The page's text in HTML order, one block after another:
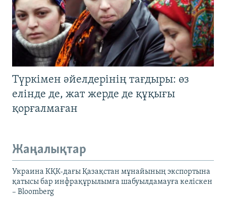
Түркімен әйелдерінің тағдыры: өз
елінде де, жат жерде де құқығы
қорғалмаған
Жаңалықтар
Украина КҚК-дағы Қазақстан мұнайының экспортына
қатысы бар инфрақұрылымға шабуылдамауға келіскен
– Bloomberg